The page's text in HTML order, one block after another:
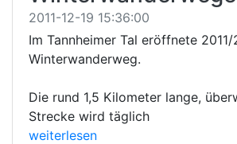
2011-12-19 15:36:00
Im Tannheimer Tal eröffnete
Winterwanderweg.
Die rund 1,5 Kilometer lange,
Strecke wird täglich
weiterlesen